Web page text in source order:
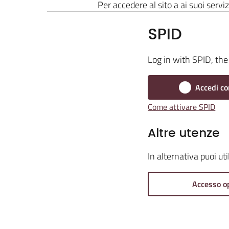
Per accedere al sito a ai suoi
SPID
Log in with SPID,
Accedi
Come attivare SPID
Altre utenze
In alternativa puoi
Accesso